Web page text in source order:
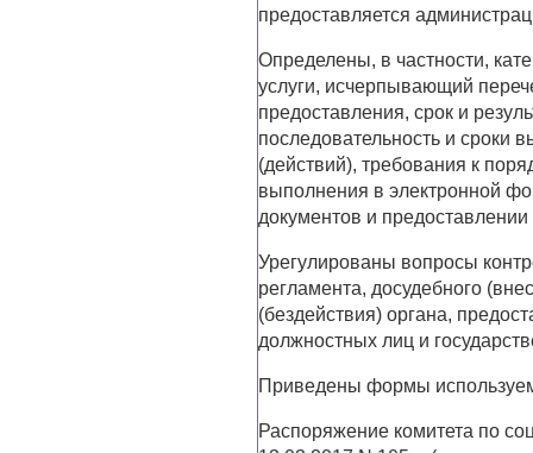
предоставляется
Определены, в частности,
услуги, исчерпывающий
предоставления, срок и
последовательность и сроки
(действий), требования к
выполнения в электронной
документов и предоставлении
Урегулированы вопросы
регламента, досудебного
(бездействия) органа,
должностных лиц и
Приведены формы
Распоряжение комитета по